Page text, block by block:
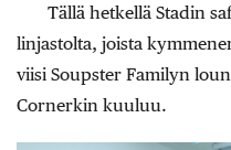
Tällä hetkellä Stadin
linjastolta, joista
viisi Soupster Familyn
Cornerkin kuuluu.